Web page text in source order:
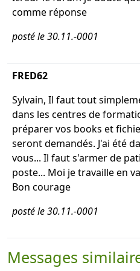
comme réponse
posté le 30.11.-0001
FRED62
Sylvain, Il faut tout
dans les centres de
préparer vos books et
seront demandés. J'ai été
vous... Il faut s'armer de
poste... Moi je travaille en
Bon courage
posté le 30.11.-0001
Messages